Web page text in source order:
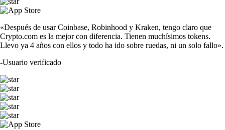
«Después de usar Coinbase, Robinhood y Kraken, tengo claro que
Crypto.com es la mejor con diferencia. Tienen muchísimos tokens.
Llevo ya 4 años con ellos y todo ha ido sobre ruedas, ni un solo fallo».
-Usuario verificado